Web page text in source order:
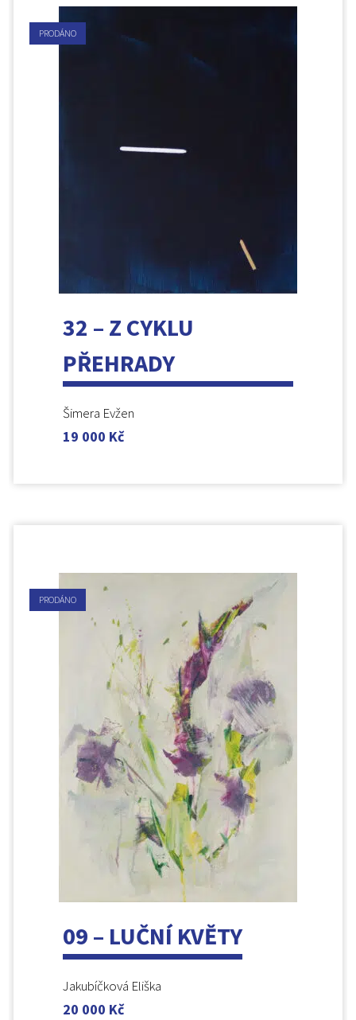
PRODÁNO
32 – Z CYKLU
PŘEHRADY
Šimera Evžen
19 000 Kč
PRODÁNO
09 – LUČNÍ KVĚTY
Jakubíčková Eliška
20 000 Kč